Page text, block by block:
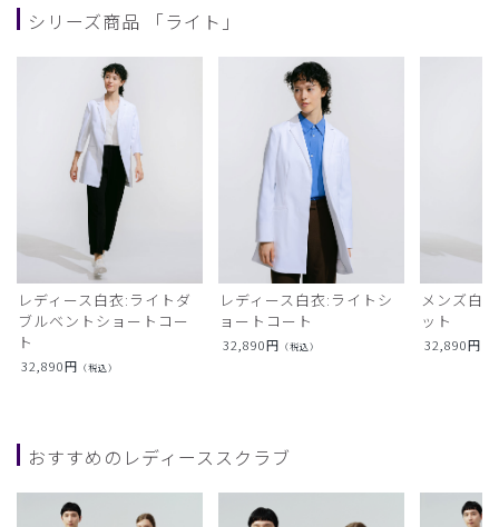
シリーズ商品 「ライト」
レディース白衣:ライトダ
ブルベントショートコー
ト
32,890円 （税込）
レディース白衣:ライトシ
ョートコート
32,890円 （税込）
メンズ白
ット
32,890円
おすすめのレディーススクラブ